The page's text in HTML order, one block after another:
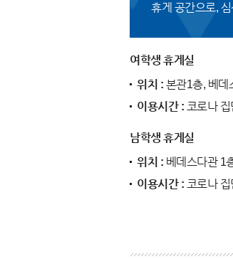
휴게 공간으로,
여학생 휴게실
위치 : 본관1층, 베데
이용시간 : 코로나
남학생 휴게실
위치 : 베데스다관 1
이용시간 : 코로나